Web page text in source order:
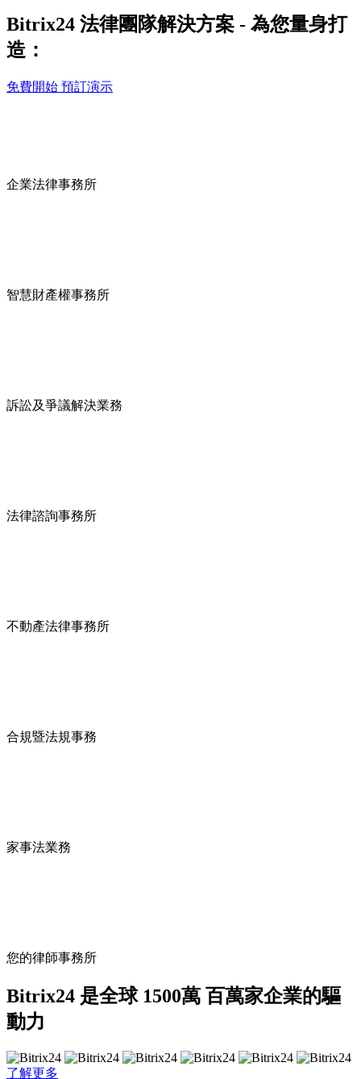
Bitrix24 法律團隊解決方案 - 為您量身打
造：
免費開始 預訂演示
企業法律事務所
智慧財產權事務所
訴訟及爭議解決業務
法律諮詢事務所
不動產法律事務所
合規暨法規事務
家事法業務
您的律師事務所
Bitrix24 是全球 1500萬 百萬家企業的驅
動力
了解更多